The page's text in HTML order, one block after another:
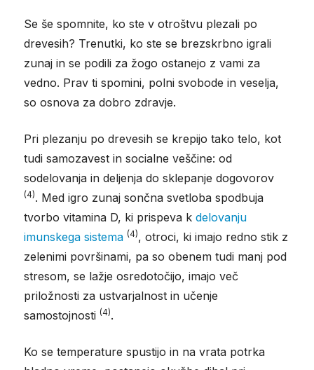
Se še spomnite, ko ste v otroštvu plezali po
drevesih? Trenutki, ko ste se brezskrbno igrali
zunaj in se podili za žogo ostanejo z vami za
vedno. Prav ti spomini, polni svobode in veselja,
so osnova za dobro zdravje.
Pri plezanju po drevesih se krepijo tako telo, kot
tudi samozavest in socialne veščine: od
sodelovanja in deljenja do sklepanje dogovorov
(4). Med igro zunaj sončna svetloba spodbuja
tvorbo vitamina D, ki prispeva k delovanju
imunskega sistema (4), otroci, ki imajo redno stik z
zelenimi površinami, pa so obenem tudi manj pod
stresom, se lažje osredotočijo, imajo več
priložnosti za ustvarjalnost in učenje
samostojnosti (4).
Ko se temperature spustijo in na vrata potrka